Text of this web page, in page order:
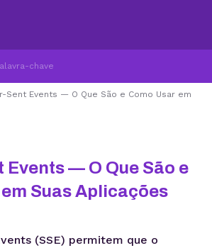
Sent Events — O Que São e Como Usar em
Events — O Que São e
Suas Aplicações
(SSE) permitem que o